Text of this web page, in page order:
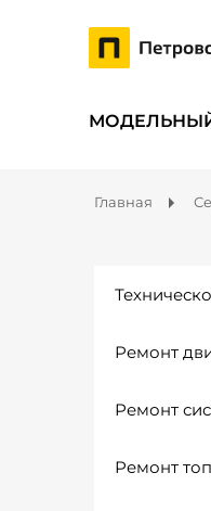
Главная
Ремонт
Ремонт
Ремонт